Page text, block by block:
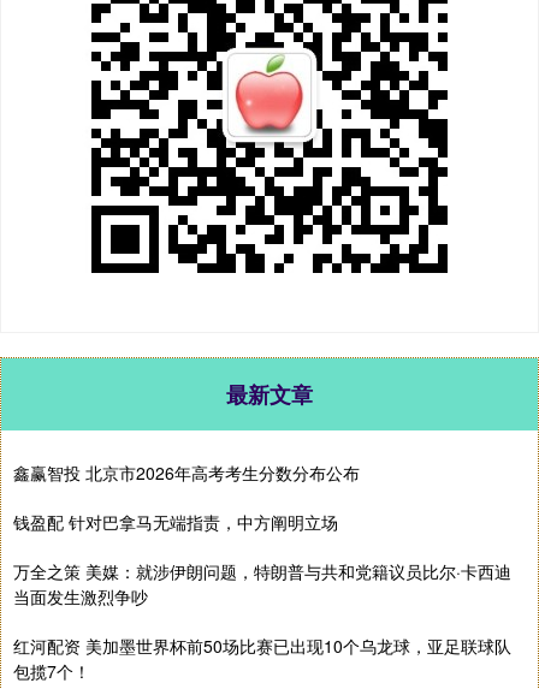
最新文章
鑫赢智投 北京市2026年高考考生分数分布公布
钱盈配 针对巴拿马无端指责，中方阐明立场
万全之策 美媒：就涉伊朗问题，特朗普与共和党籍议员比尔·卡西迪
当面发生激烈争吵
红河配资 美加墨世界杯前50场比赛已出现10个乌龙球，亚足联球队
包揽7个！